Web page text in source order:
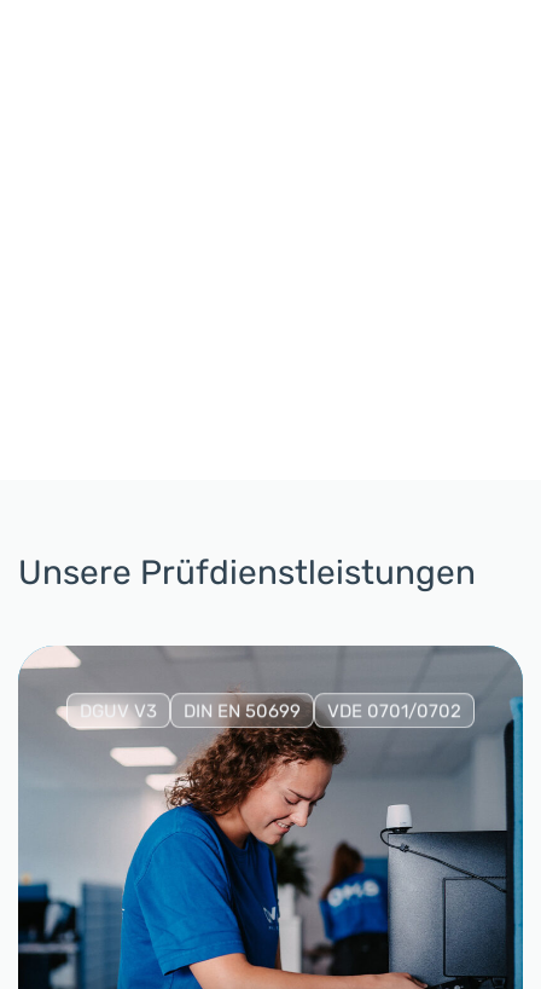
Unsere Prüfdienstleistungen
DGUV V3 DIN EN 50699 VDE 0701/0702